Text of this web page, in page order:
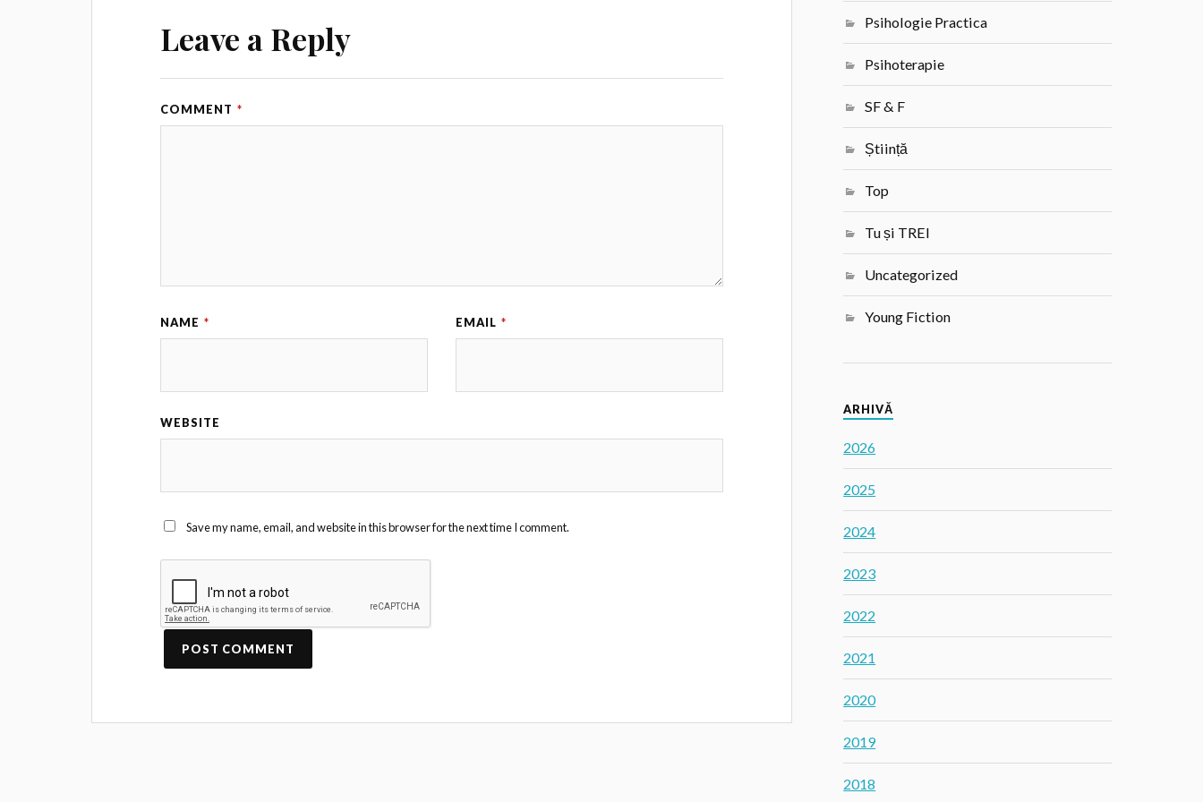
Leave a Reply
COMMENT *
NAME * EMAIL *
WEBSITE
Save my name, email, and website in this browser for the next time I comment.
Psihologie Practica
Psihoterapie
SF & F
Știință
Top
Tu și TREI
Uncategorized
Young Fiction
ARHIVĂ
2026
2025
2024
2023
2022
2021
2020
2019
2018